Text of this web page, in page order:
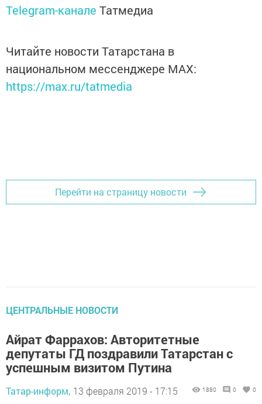
Telegram-канале Татмедиа
Читайте новости Татарстана в
национальном мессенджере MАХ:
https://max.ru/tatmedia
Перейти на страницу новости
ЦЕНТРАЛЬНЫЕ НОВОСТИ
Айрат Фаррахов: Авторитетные
депутаты ГД поздравили Татарстан с
успешным визитом Путина
Татар-информ, 13 февраля 2019 - 17:15 1880 0 0